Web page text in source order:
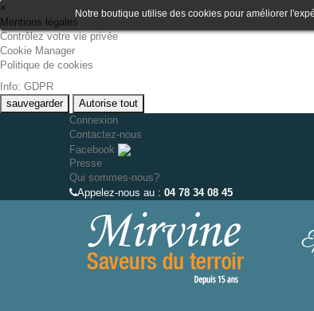
×
Mentions légales
Contrôlez votre vie privée
Cookie Manager
Politique de cookies
Info: GDPR
sauvegarder
Autorise tout
Connexion
Contactez-nous
Facebook
Presse
Qui sommes-nous?
Appelez-nous au : 04 78 34 08 45
Notre boutique utilise des cookies pour améliorer